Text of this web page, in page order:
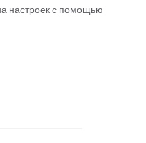
настроек с помощью